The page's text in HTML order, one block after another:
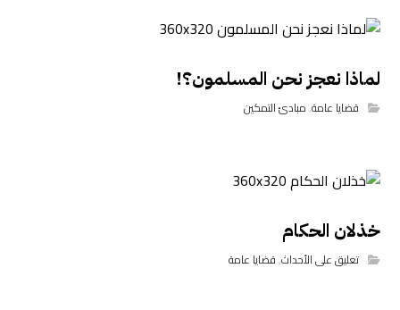
لماذا نعجز نحن المسلمون؟!
قضايا عامة,مبادئ التمكين
خذلان الحكام
تعليق على الأحداث,قضايا عامة